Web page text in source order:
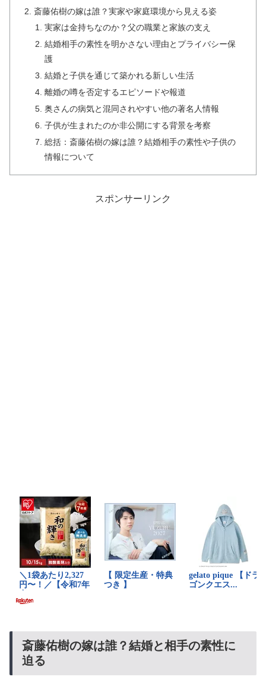
斎藤佑樹の嫁は誰？実家や家庭環境から見える姿
実家は金持ちなのか？父の職業と家族の支え
結婚相手の素性を明かさない理由とプライバシー保
護
結婚と子供を通じて築かれる新しい生活
離婚の噂を否定するエピソードや報道
奥さんの病気と混同されやすい他の著名人情報
子供が生まれたのか非公開にする背景を考察
総括：斎藤佑樹の嫁は誰？結婚相手の素性や子供の
情報について
スポンサーリンク
斎藤佑樹の嫁は誰？結婚と相手の素性に
迫る